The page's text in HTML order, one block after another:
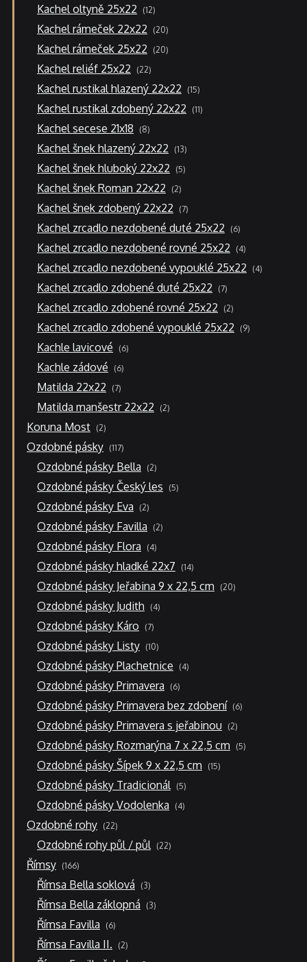
Kachel oltyně 25x22 1212
produktů
Kachel rámeček 22x22 2020
produktů
Kachel rámeček 25x22 2020
produktů
Kachel reliéf 25x22 2222
produktů
Kachel rustikal hlazený 22x22 1515
produktů
Kachel rustikal zdobený 22x22 1111
produktů
Kachel secese 21x18 88
produktů
Kachel šnek hlazený 22x22 1313
produktů
Kachel šnek hluboký 22x22 55
produktů
Kachel šnek Roman 22x22 22
produkty
Kachel šnek zdobený 22x22 77
produktů
Kachel zrcadlo nezdobené duté 25x22 66
produktů
Kachel zrcadlo nezdobené rovné 25x22 44
produkty
Kachel zrcadlo nezdobené vypouklé 25x22 44
produkty
Kachel zrcadlo zdobené duté 25x22 77
produktů
Kachel zrcadlo zdobené rovné 25x22 22
produkty
Kachel zrcadlo zdobené vypouklé 25x22 99
produktů
Kachle lavicové 66
produktů
Kachle zádové 66
produktů
Matilda 22x22 77
produktů
Matilda manšestr 22x22 22
produkty
Koruna Most 22
produkty
Ozdobné pásky 117117
produktů
Ozdobné pásky Bella 22
produkty
Ozdobné pásky Český les 55
produktů
Ozdobné pásky Eva 22
produkty
Ozdobné pásky Favilla 22
produkty
Ozdobné pásky Flora 44
produkty
Ozdobné pásky hladké 22x7 1414
produktů
Ozdobné pásky Jeřabina 9 x 22,5 cm 2020
produktů
Ozdobné pásky Judith 44
produkty
Ozdobné pásky Káro 77
produktů
Ozdobné pásky Listy 1010
produktů
Ozdobné pásky Plachetnice 44
produkty
Ozdobné pásky Primavera 66
produktů
Ozdobné pásky Primavera bez zdobení 66
produktů
Ozdobné pásky Primavera s jeřabinou 22
produkty
Ozdobné pásky Rozmarýna 7 x 22,5 cm 55
produktů
Ozdobné pásky Šípek 9 x 22,5 cm 1515
produktů
Ozdobné pásky Tradicionál 55
produktů
Ozdobné pásky Vodolenka 44
produkty
Ozdobné rohy 2222
produktů
Ozdobné rohy půl / půl 2222
produktů
Římsy 166166
produktů
Římsa Bella soklová 33
produkty
Římsa Bella záklopná 33
produkty
Římsa Favilla 66
produktů
Římsa Favilla II. 22
produkty